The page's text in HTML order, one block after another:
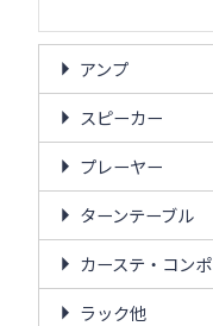
アンプ
スピーカー
プレーヤー
ターンテーブル
カーステ・コンポ
ラック他